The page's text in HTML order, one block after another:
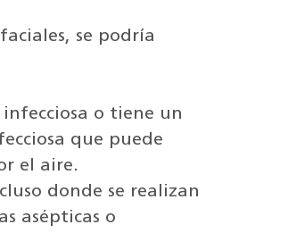
se podría
o tiene un
que puede
el aire.
donde se realizan
asépticas o